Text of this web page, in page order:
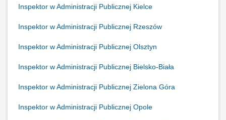
Inspektor w Administracji Publicznej Kielce
Inspektor w Administracji Publicznej Rzeszów
Inspektor w Administracji Publicznej Olsztyn
Inspektor w Administracji Publicznej Bielsko-Biała
Inspektor w Administracji Publicznej Zielona Góra
Inspektor w Administracji Publicznej Opole